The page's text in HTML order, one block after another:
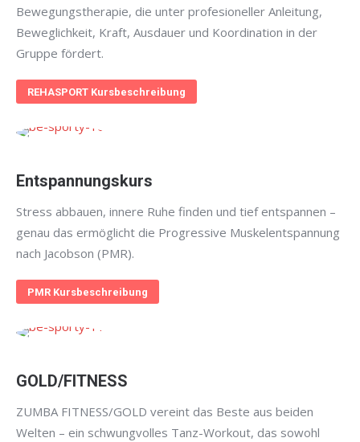
Bewegungstherapie, die unter profesioneller Anleitung,
Beweglichkeit, Kraft, Ausdauer und Koordination in der
Gruppe fördert.
REHASPORT Kursbeschreibung
Entspannungskurs
Stress abbauen, innere Ruhe finden und tief entspannen –
genau das ermöglicht die Progressive Muskelentspannung
nach Jacobson (PMR).
PMR Kursbeschreibung
GOLD/FITNESS
ZUMBA FITNESS/GOLD vereint das Beste aus beiden
Welten – ein schwungvolles Tanz-Workout, das sowohl